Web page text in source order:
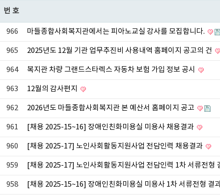
번호
966 마들종합사회복지관에서는 피아노교실 강사를 모집합니다.
965 2025년도 12월 기관 업무추진비 사용내역 홈페이지 공고의 건
964 복지관 차량 그랜드스타렉스 자동차 보험 가입 정보 공시
963 12월의 감사편지
962 2026년도 마들종합사회복지관 본 예산서 홈페이지 공고
961 [채용 2025-15~16] 장애인친화미용실 미용사 채용결과
960 [채용 2025-17] 노인사회활동지원사업 전담인력 채용결과
959 [채용 2025-17] 노인사회활동지원사업 전담인력 1차 서류전형
958 [채용 2025-15~16] 장애인친화미용실 미용사 1차 서류전형 결